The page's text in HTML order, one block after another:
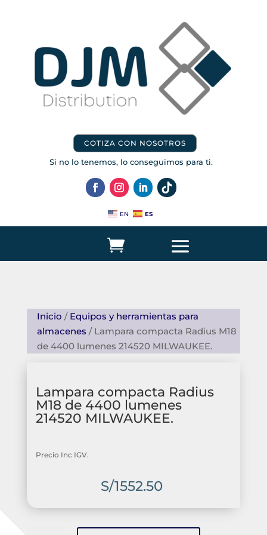
COTIZA CON NOSOTROS
Si no lo tenemos, lo conseguimos para ti.
EN ES
Inicio / Equipos y herramientas para
almacenes / Lampara compacta Radius M18
de 4400 lumenes 214520 MILWAUKEE.
Lampara compacta Radius
M18 de 4400 lumenes
214520 MILWAUKEE.
Precio Inc IGV.
S/1552.50